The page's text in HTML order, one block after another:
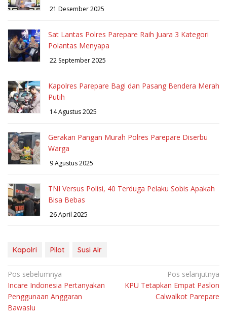
21 Desember 2025
Sat Lantas Polres Parepare Raih Juara 3 Kategori
Polantas Menyapa
22 September 2025
Kapolres Parepare Bagi dan Pasang Bendera Merah
Putih
14 Agustus 2025
Gerakan Pangan Murah Polres Parepare Diserbu
Warga
9 Agustus 2025
TNI Versus Polisi, 40 Terduga Pelaku Sobis Apakah
Bisa Bebas
26 April 2025
Kapolri Pilot Susi Air
Navigasi
pos
Pos sebelumnya
Incare Indonesia Pertanyakan
Penggunaan Anggaran
Bawaslu
Pos selanjutnya
KPU Tetapkan Empat Paslon
Calwalkot Parepare